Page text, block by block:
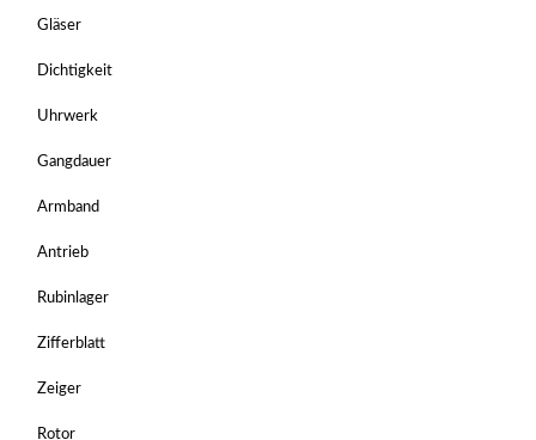
Gläser
Dichtigkeit
Uhrwerk
Gangdauer
Armband
Antrieb
Rubinlager
Zifferblatt
Zeiger
Rotor